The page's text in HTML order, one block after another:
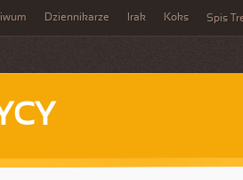
Dziennikarze Irak Koks Spis